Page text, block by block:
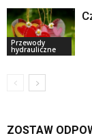
Przewody
hydrauliczne
ZOSTAW